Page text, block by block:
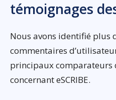
témoignages
Nous avons identifié plus
commentaires
principaux comparateurs
concernant eSCRIBE.